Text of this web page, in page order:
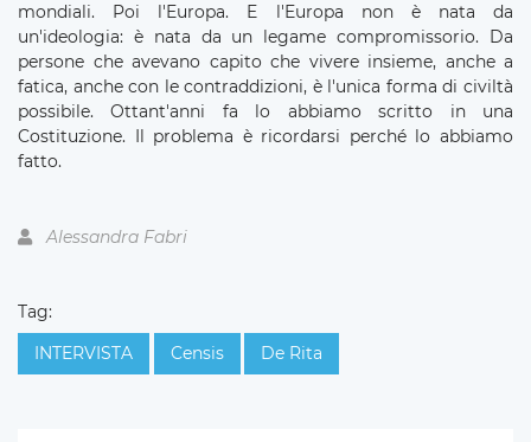
mondiali. Poi l'Europa. E l'Europa non è nata da
un'ideologia: è nata da un legame compromissorio. Da
persone che avevano capito che vivere insieme, anche a
fatica, anche con le contraddizioni, è l'unica forma di civiltà
possibile. Ottant'anni fa lo abbiamo scritto in una
Costituzione. Il problema è ricordarsi perché lo abbiamo
fatto.
Alessandra Fabri
Tag:
INTERVISTA
Censis De Rita